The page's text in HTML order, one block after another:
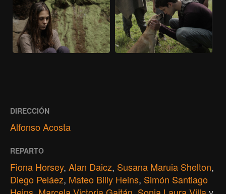
DIRECCIÓN
Alfonso Acosta
REPARTO
Fiona Horsey, Alan Daicz, Susana Maruia Shelton,
Diego Peláez, Mateo Billy Heins, Simón Santiago